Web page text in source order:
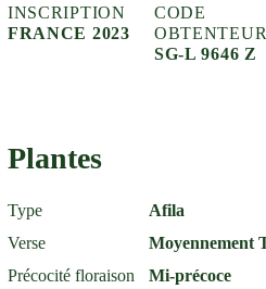
INSCRIPTION
FRANCE 2023
CODE
OBTENTEUR
SG-L 9646 Z
Plantes
Type
Afila
Verse
Moyennement
Précocité floraison
Mi-précoce